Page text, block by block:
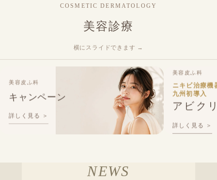
COSMETIC DERMATOLOGY
美容診療
横にスライドできます →
美容皮ふ科
キャンペーン
詳しく見る ＞
美容皮ふ科
ニキビ治療機
九州初導入
アビク
詳しく見る ＞
NEWS